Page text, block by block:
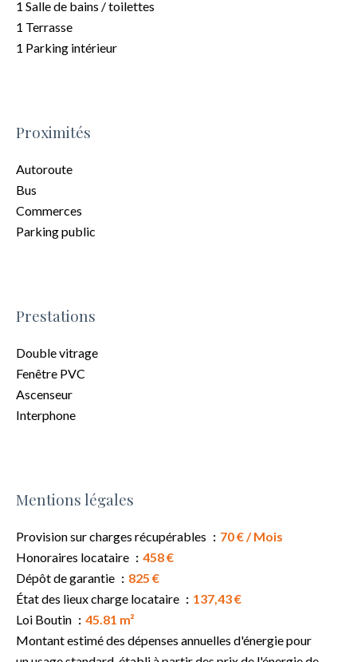
1 Salle de bains / toilettes
1 Terrasse
1 Parking intérieur
Proximités
Autoroute
Bus
Commerces
Parking public
Prestations
Double vitrage
Fenêtre PVC
Ascenseur
Interphone
Mentions légales
Provision sur charges récupérables
70 € / Mois
Honoraires locataire
458 €
Dépôt de garantie
825 €
État des lieux charge locataire
137,43 €
Loi Boutin
45.81 m²
Montant estimé des dépenses annuelles d'énergie pour